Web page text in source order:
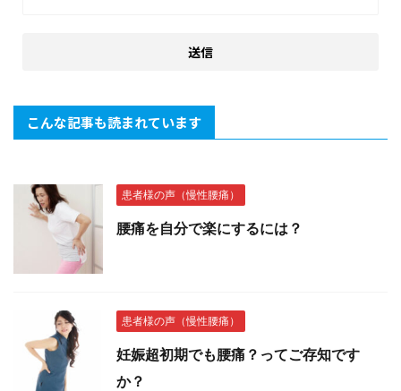
こんな記事も読まれています
患者様の声（慢性腰痛）
腰痛を自分で楽にするには？
患者様の声（慢性腰痛）
妊娠超初期でも腰痛？ってご存知です
か？